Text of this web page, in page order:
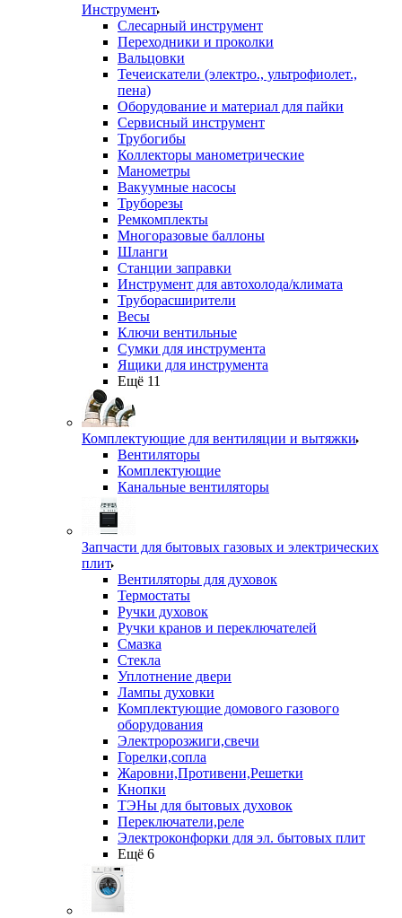
Инструмент
Слесарный инструмент
Переходники и проколки
Вальцовки
Течеискатели (электро., ультрофиолет.,
пена)
Оборудование и материал для пайки
Сервисный инструмент
Трубогибы
Коллекторы манометрические
Манометры
Вакуумные насосы
Труборезы
Ремкомплекты
Многоразовые баллоны
Шланги
Станции заправки
Инструмент для автохолода/климата
Труборасширители
Весы
Ключи вентильные
Сумки для инструмента
Ящики для инструмента
Ещё 11
Комплектующие для вентиляции и вытяжки
Вентиляторы
Комплектующие
Канальные вентиляторы
Запчасти для бытовых газовых и электрических
плит
Вентиляторы для духовок
Термостаты
Ручки духовок
Ручки кранов и переключателей
Смазка
Стекла
Уплотнение двери
Лампы духовки
Комплектующие домового газового
оборудования
Электророзжиги,свечи
Горелки,сопла
Жаровни,Противени,Решетки
Кнопки
ТЭНы для бытовых духовок
Переключатели,реле
Электроконфорки для эл. бытовых плит
Ещё 6